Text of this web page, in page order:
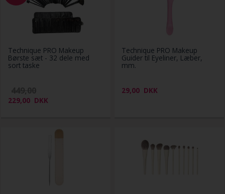
Technique PRO Makeup
Børste sæt - 32 dele med
sort taske
229,00 DKK
Technique PRO Makeup
Guider til Eyeliner, Læber,
mm.
29,00 DKK